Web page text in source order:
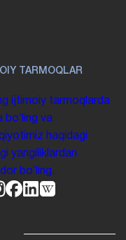
TARMOQLAR
ijtimoiy tarmoqlarda
boʻling va
haqidagi
yangiliklardan
boʻling.